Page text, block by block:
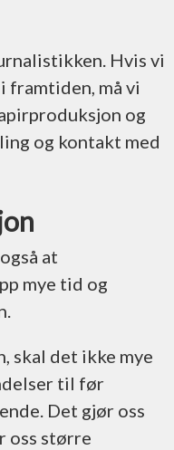
Hvis vi
framtiden, må vi
og
og kontakt med
at
mye tid og
skal det ikke mye
til før
Det gjør oss
oss større